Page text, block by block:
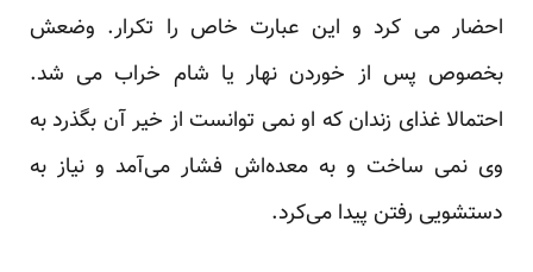
احضار می کرد و این عبارت خاص را تکرار. وضعش
بخصوص پس از خوردن نهار یا شام خراب می شد.
احتمالا غذای زندان که او نمی توانست از خیر آن بگذرد به
وی نمی ساخت و به معده‌اش فشار می‌آمد و نیاز به
دستشویی رفتن پیدا می‌کرد.